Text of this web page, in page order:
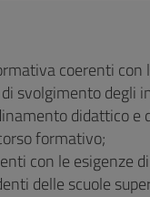
coerenti
svolgimento degli
didattico e
formativo;
con le esigenze
delle scuole